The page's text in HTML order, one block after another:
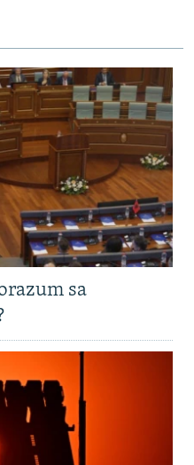
sa